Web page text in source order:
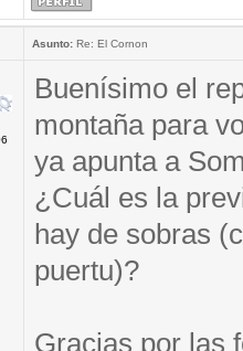
Asunto:Re: El Cornon
Buenísimo el
montaña para
ya apunta a
¿Cuál es la
hay de sobras
puertu)?
Gracias por las